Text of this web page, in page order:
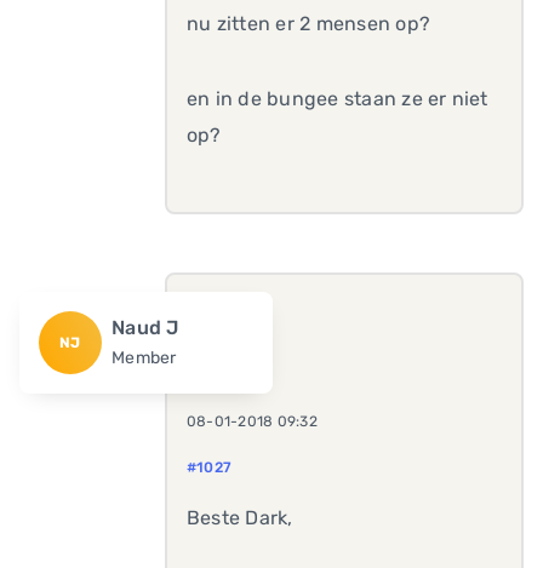
nu zitten er 2 mensen op?
en in de bungee staan ze er niet
op?
NJ
Naud J
Member
08-01-2018 09:32
#1027
Beste Dark,